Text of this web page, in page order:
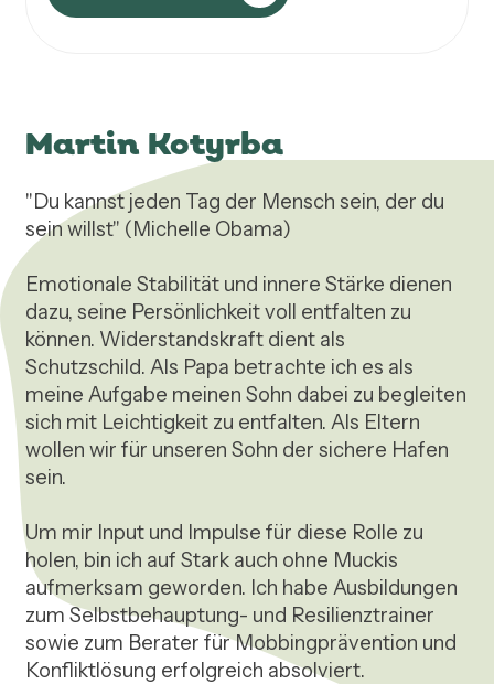
Martin Kotyrba
"Du kannst jeden Tag der Mensch sein, der du
sein willst" (Michelle Obama)
Emotionale Stabilität und innere Stärke dienen
dazu, seine Persönlichkeit voll entfalten zu
können. Widerstandskraft dient als
Schutzschild. Als Papa betrachte ich es als
meine Aufgabe meinen Sohn dabei zu begleiten
sich mit Leichtigkeit zu entfalten. Als Eltern
wollen wir für unseren Sohn der sichere Hafen
sein.
Um mir Input und Impulse für diese Rolle zu
holen, bin ich auf Stark auch ohne Muckis
aufmerksam geworden. Ich habe Ausbildungen
zum Selbstbehauptung- und Resilienztrainer
sowie zum Berater für Mobbingprävention und
Konfliktlösung erfolgreich absolviert.